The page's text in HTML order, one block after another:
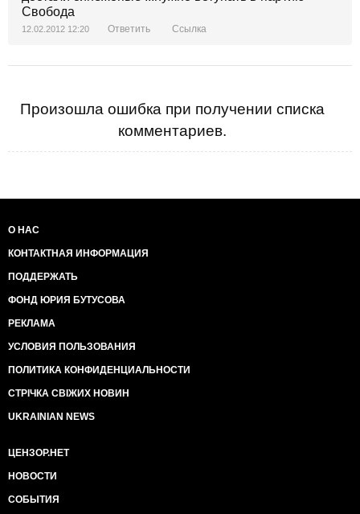
Свобода
12.02.2012 12:20 Ответить Ссылка
Произошла ошибка при получении списка
комментариев.
О НАС
КОНТАКТНАЯ ИНФОРМАЦИЯ
ПОДДЕРЖАТЬ
ФОНД ЮРИЯ БУТУСОВА
РЕКЛАМА
УСЛОВИЯ ПОЛЬЗОВАНИЯ
ПОЛИТИКА КОНФИДЕНЦИАЛЬНОСТИ
СТРІЧКА СВІЖИХ НОВИН
UKRAINIAN NEWS
ЦЕНЗОР.НЕТ
НОВОСТИ
СОБЫТИЯ